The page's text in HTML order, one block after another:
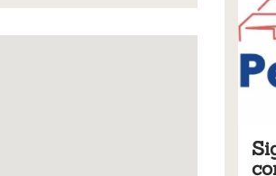
Signature de l'avenant à la
convention Petite Ville de